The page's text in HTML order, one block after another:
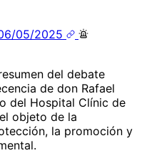
05/2025
del debate
de don Rafael
del Hospital Clínic de
objeto de la
la promoción y